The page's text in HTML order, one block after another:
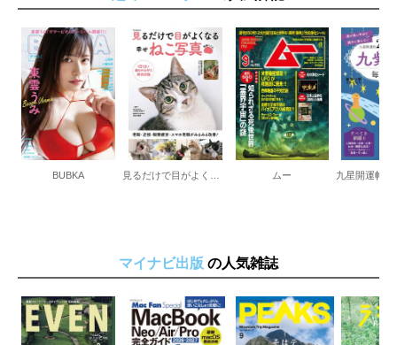
BUBKA ムー
マイナビ出版 の人気雑誌